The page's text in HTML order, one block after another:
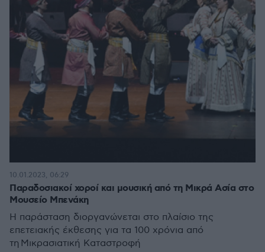
Παραδοσιακοί χοροί και μουσική από τη Μικρά Ασία στο
Μουσείο Μπενάκη
Η παράσταση διοργανώνεται στο πλαίσιο της
επετειακής έκθεσης για τα 100 χρόνια από
τη Μικρασιατική Καταστροφή
10.01.2023, 06:29